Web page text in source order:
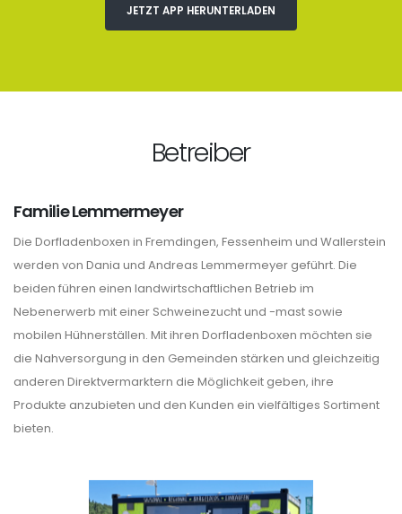
JETZT APP HERUNTERLADEN
Betreiber
Familie Lemmermeyer
Die Dorfladenboxen in Fremdingen, Fessenheim und Wallerstein
werden von Dania und Andreas Lemmermeyer geführt. Die
beiden führen einen landwirtschaftlichen Betrieb im
Nebenerwerb mit einer Schweinezucht und -mast sowie
mobilen Hühnerställen. Mit ihren Dorfladenboxen möchten sie
die Nahversorgung in den Gemeinden stärken und gleichzeitig
anderen Direktvermarktern die Möglichkeit geben, ihre
Produkte anzubieten und den Kunden ein vielfältiges Sortiment
bieten.